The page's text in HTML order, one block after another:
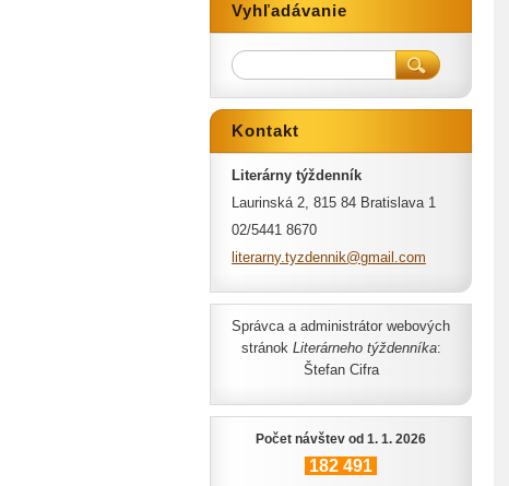
Vyhľadávanie
Kontakt
Literárny týždenník
Laurinská 2, 815 84 Bratislava 1
02/5441 8670
literarny.tyzdennik@gmai l.com
Správca a administrátor webových
stránok Literárneho týždenníka:
Štefan Cifra
Počet návštev od 1. 1. 2026
182 491